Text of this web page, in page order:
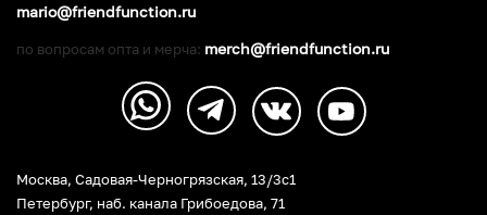
Москва, Садовая-Черногрязская, 13/3c1
Петербург, наб. канала Грибоедова, 71
mario@friendfunction.ru
по вопросам опта и мерча: merch@friendfunction.ru